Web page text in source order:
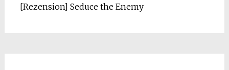
[Rezension] Seduce the Enemy